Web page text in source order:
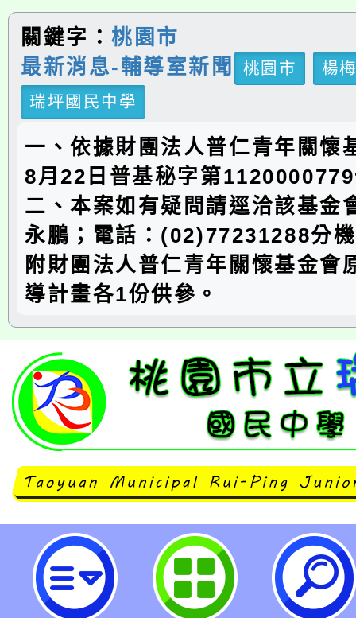
關鍵字：桃園市
最新消息-輔導室新聞
桃園市
楊
瑞坪國民中學
一、依據財團法人普仁青年關懷
8月22日普基秘字第
二、本案如有疑問請逕洽該基金
永鵬；電話：(02)77231288分
附財團法人普仁青年關懷基金會
導計畫各1份供參。
轉知財團法人普仁青年關懷基金會
手拉小手~青少年引導計畫」一案
市立瑞坪國民中學